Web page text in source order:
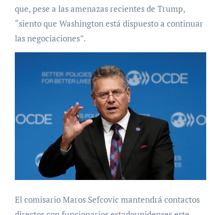
que, pese a las amenazas recientes de Trump,
“siento que Washington está dispuesto a continuar
las negociaciones”.
El comisario Maros Sefcovic mantendrá contactos